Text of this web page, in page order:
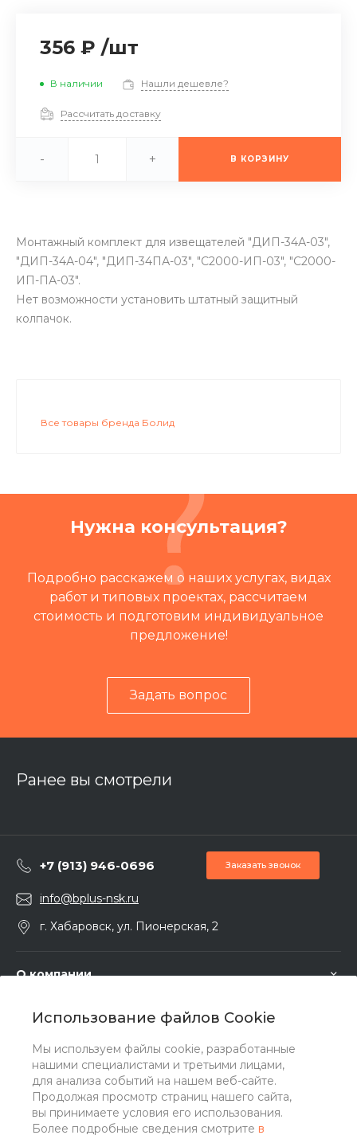
Использование файлов Cookie
Мы используем файлы cookie, разработанные
нашими специалистами и третьими лицами,
для анализа событий на нашем веб-сайте.
Продолжая просмотр страниц нашего сайта,
вы принимаете условия его использования.
Более подробные сведения смотрите в
356 ₽ /шт
В наличии Нашли дешевле?
Рассчитать доставку
- + В КОРЗИНУ
Монтажный комплект для извещателей "ДИП-34А-03",
"ДИП-34А-04", "ДИП-34ПА-03", "С2000-ИП-03", "С2000-
ИП-ПА-03".
Нет возможности установить штатный защитный
колпачок.
Все товары бренда Болид
Нужна консультация?
Подробно расскажем о наших услугах, видах
работ и типовых проектах, рассчитаем
стоимость и подготовим индивидуальное
предложение!
Задать вопрос
Ранее вы смотрели
+7 (913) 946-0696 Заказать звонок
info@bplus-nsk.ru
г. Хабаровск, ул. Пионерская, 2
О компании
Услуги
Помощь